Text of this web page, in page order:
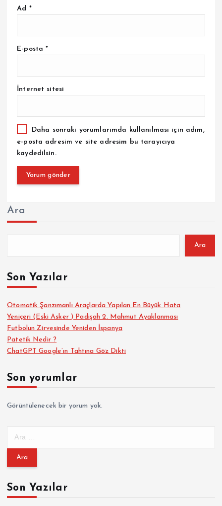
Ad *
E-posta*
İnternet sitesi
Daha sonraki yorumlarımda kullanılması için adım,
e-posta adresim ve site adresim bu tarayıcıya
kaydedilsin.
Ara
Ara
Son Yazılar
Otomatik Şanzımanlı Araçlarda Yapılan En Büyük Hata
Yeniçeri (Eski Asker ) Padişah 2. Mahmut Ayaklanması
Futbolun Zirvesinde Yeniden İspanya
Patetik Nedir ?
ChatGPT Google’ın Tahtına Göz Dikti
Son yorumlar
Görüntülenecek bir yorum yok.
m
:Son Yazılar